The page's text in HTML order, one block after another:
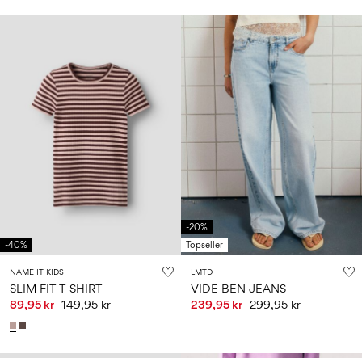
-40%
NAME IT KIDS
SLIM FIT T-SHIRT
89,95 kr 149,95 kr
-20%
Topseller
LMTD
VIDE BEN JEANS
239,95 kr 299,95 kr